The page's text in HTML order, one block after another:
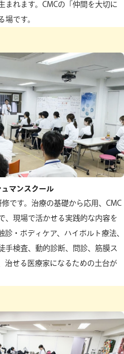
まれます。CMCの「仲間を大切に
場です。
ュマンスクール
です。治療の基礎から応用、CMC
、現場で活かせる実践的な内容を
・ボディケア、ハイボルト療法、
手検査、動的診断、問診、筋膜ス
治せる医療家になるための土台が